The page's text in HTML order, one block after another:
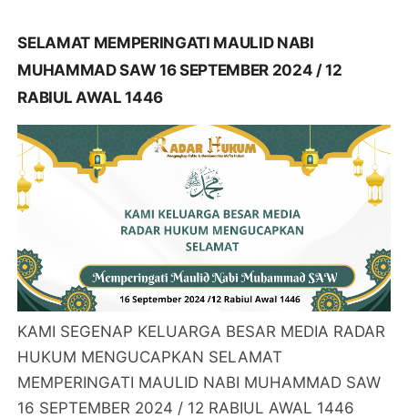
SELAMAT MEMPERINGATI MAULID NABI
MUHAMMAD SAW 16 SEPTEMBER 2024 / 12
RABIUL AWAL 1446
KAMI SEGENAP KELUARGA BESAR MEDIA RADAR
HUKUM MENGUCAPKAN SELAMAT
MEMPERINGATI MAULID NABI MUHAMMAD SAW
16 SEPTEMBER 2024 / 12 RABIUL AWAL 1446